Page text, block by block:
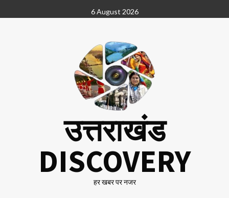
to
6 August 2026
उत्तराखंड
DISCOVERY
हर खबर पर नजर